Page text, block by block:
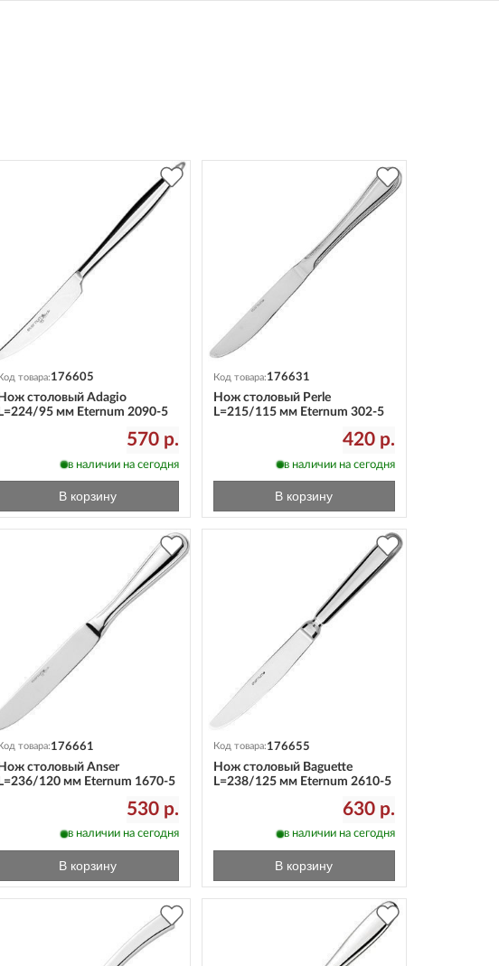
Код товара:176605
Нож столовый Adagio
L=224/95 мм Eternum 2090-5
570 р.
в наличии на сегодня
В корзину
Код товара:176631
Нож столовый Perle
L=215/115 мм Eternum 302-5
420 р.
в наличии на сегодня
В корзину
Код товара:176661
Нож столовый Anser
L=236/120 мм Eternum 1670-5
530 р.
в наличии на сегодня
В корзину
Код товара:176655
Нож столовый Baguette
L=238/125 мм Eternum 2610-5
630 р.
в наличии на сегодня
В корзину